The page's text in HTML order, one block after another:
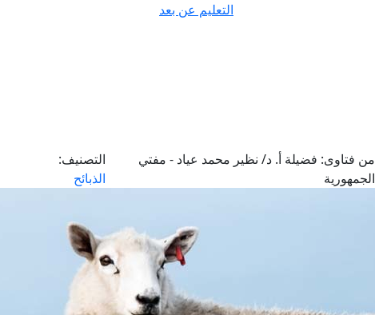
التعليم عن بعد
من فتاوى: فضيلة أ. د/ نظير محمد عياد - مفتي
الجمهورية
التصنيف:
الذبائح